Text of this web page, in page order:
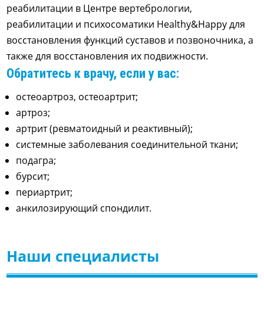
реабилитации в Центре вертебрологии,
реабилитации и психосоматики Healthy&Happy для
восстановления функций суставов и позвоночника, а
также для восстановления их подвижности.
Обратитесь к врачу, если у вас:
остеоартроз, остеоартрит;
артроз;
артрит (ревматоидный и реактивный);
системные заболевания соединительной ткани;
подагра;
бурсит;
периартрит;
анкилозирующий спондилит.
Наши специалисты